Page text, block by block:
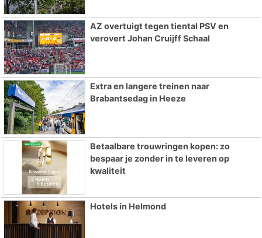
AZ overtuigt tegen tiental PSV en
verovert Johan Cruijff Schaal
Extra en langere treinen naar
Brabantsedag in Heeze
Betaalbare trouwringen kopen: zo
bespaar je zonder in te leveren op
kwaliteit
Hotels in Helmond